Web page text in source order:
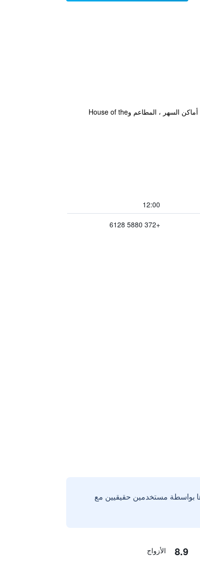
يضمن الفندق إقامة حديثة في مدينة تالين ويقع ضمن مسافة عشرين دقيقة مشياً على الاقدام من Baltic Railway Station. وتبعد أماكن السهر ، المطاعم وHouse of the
12:00
+372 5880 6128
بواسطة مستخدمين حقيقيين مع
8.9 الأزواج